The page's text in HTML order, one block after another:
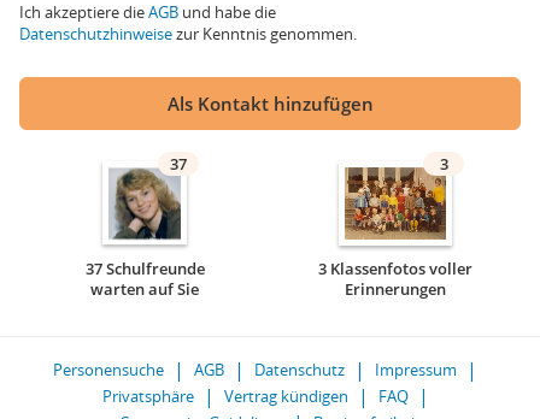
Ich akzeptiere dieAGB und habe die
Datenschutzhinweisezur Kenntnis genommen.
Als Kontakt hinzufügen
37
37 Schulfreunde
warten auf Sie
3
3 Klassenfotos voller
Erinnerungen
Personensuche AGB Datenschutz
Impressum
Privatsphäre
Vertrag kündigen
FAQ